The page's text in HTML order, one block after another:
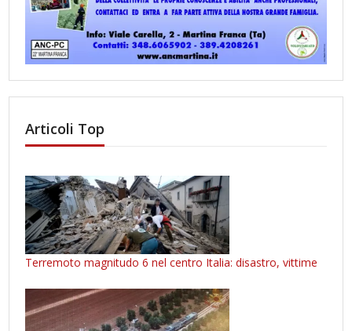
Articoli Top
Terremoto magnitudo 6 nel centro Italia: disastro, vittime